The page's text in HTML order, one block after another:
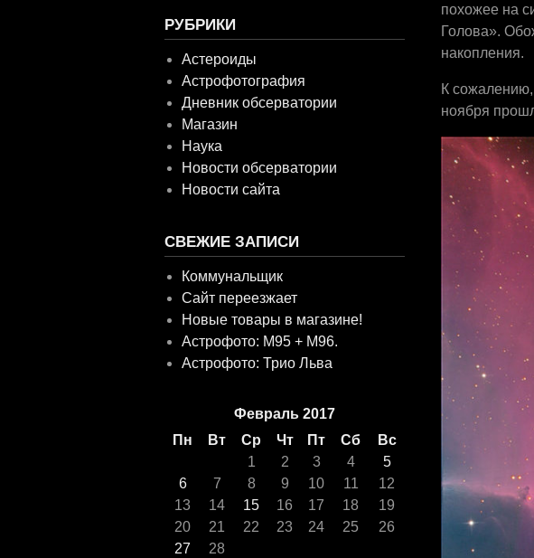
похожее на
Голова».
накопления.
К сожалению,
ноября
РУБРИКИ
Астероиды
Астрофотография
Дневник обсерватории
Магазин
Наука
Новости обсерватории
Новости сайта
СВЕЖИЕ ЗАПИСИ
Коммунальщик
Сайт переезжает
Новые товары в магазине!
Астрофото: M95 + M96.
Астрофото: Трио Льва
Февраль 2017
Пн
Вт Ср Чт Пт Сб
Вс
1
2 3 4
5
6
7 8 9 10 11
12
13
14 15 16 17 18
19
20
21 22 23 24 25
26
27
28